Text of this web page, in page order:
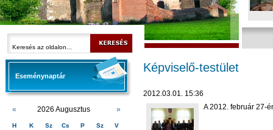
Eseménynaptár
« 2026 Augusztus »
H K Sz Cs P Sz V
Képviselő-testület
2012.03.01. 15:36
A 2012. február 27-